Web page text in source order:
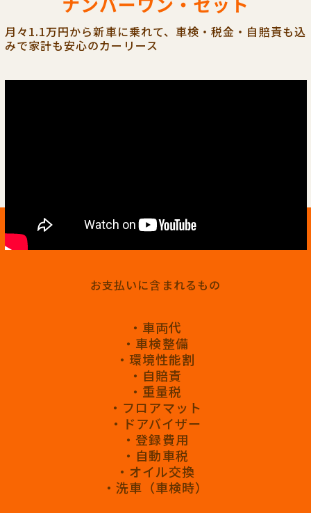
月々1.1万円から新車に乗れて、車検・税金・自賠責も込
みで家計も安心のカーリース
お支払いに含まれるもの
・車両代
・車検整備
・環境性能割
・自賠責
・重量税
・フロアマット
・ドアバイザー
・登録費用
・自動車税
・オイル交換
・洗車（車検時）